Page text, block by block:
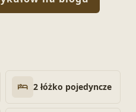
2 łóżko pojedyncze